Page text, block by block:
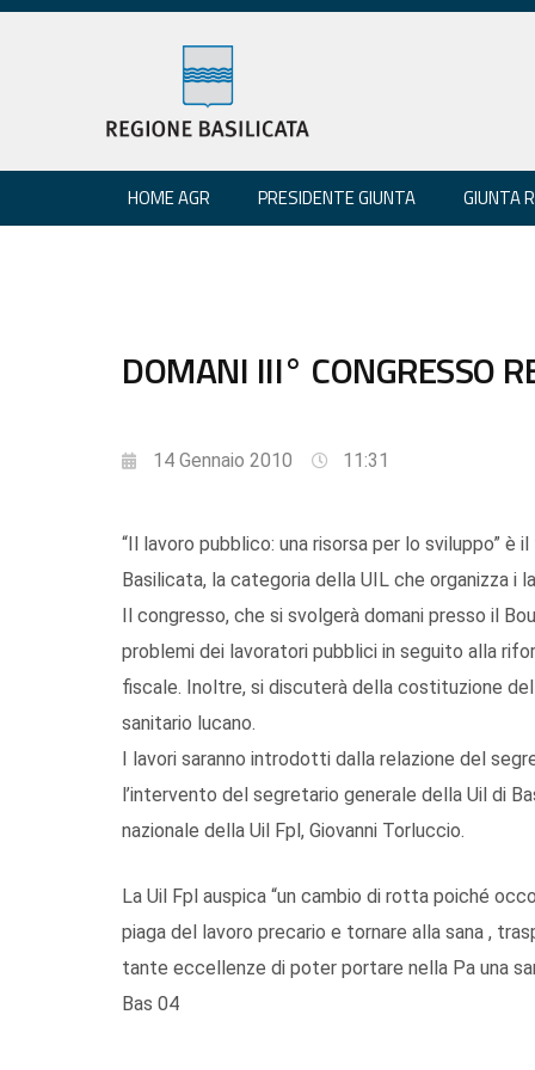
HOME AGR PRESIDENTE GIUNTA GIUNTA
DOMANI III° CONGRESSO
14 Gennaio 2010 11:31
“Il lavoro pubblico: una risorsa per lo sviluppo”
Basilicata, la categoria della UIL che organizza i
Il congresso, che si svolgerà domani presso il
problemi dei lavoratori pubblici in seguito alla
fiscale. Inoltre, si discuterà della costituzione
sanitario lucano.
I lavori saranno introdotti dalla relazione del
l’intervento del segretario generale della Uil di
nazionale della Uil Fpl, Giovanni Torluccio.
La Uil Fpl auspica “un cambio di rotta poiché
piaga del lavoro precario e tornare alla sana ,
tante eccellenze di poter portare nella Pa una
Bas 04